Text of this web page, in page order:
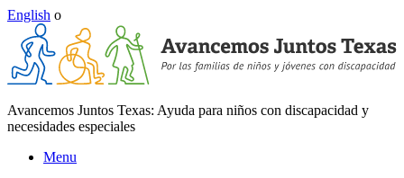
English o
Avancemos Juntos Texas: Ayuda para niños con discapacidad y
necesidades especiales
Menu